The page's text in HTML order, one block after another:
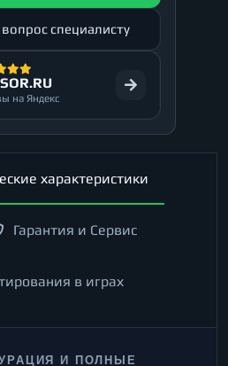
вопрос специалисту
на Яндекс
характеристики
Гарантия и Сервис
в играх
И ПОЛНЫЕ